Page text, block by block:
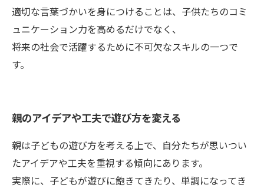
適切な言葉づかいを身につけることは、子供たちのコミ
ュニケーション力を高めるだけでなく、
将来の社会で活躍するために不可欠なスキルの一つで
す。
親のアイデアや工夫で遊び方を変える
親は子どもの遊び方を考える上で、自分たちが思いつい
たアイデアや工夫を重視する傾向にあります。
実際に、子どもが遊びに飽きてきたり、単調になってき